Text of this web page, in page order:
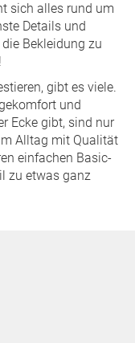
sich alles rund um
Details und
Bekleidung zu
gibt es viele.
und
Ecke gibt, sind nur
Alltag mit Qualität
einfachen Basic-
zu etwas ganz